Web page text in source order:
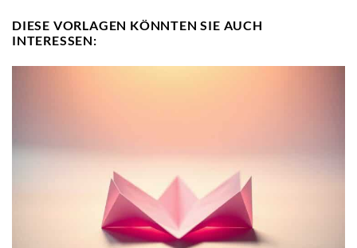
DIESE VORLAGEN KÖNNTEN SIE AUCH
INTERESSEN: